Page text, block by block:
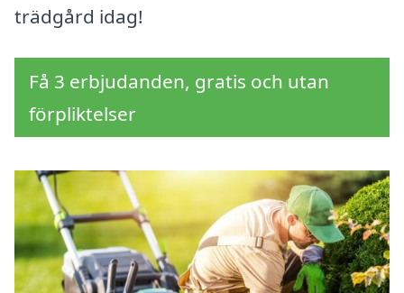
trädgård idag!
Få 3 erbjudanden, gratis och utan
förpliktelser